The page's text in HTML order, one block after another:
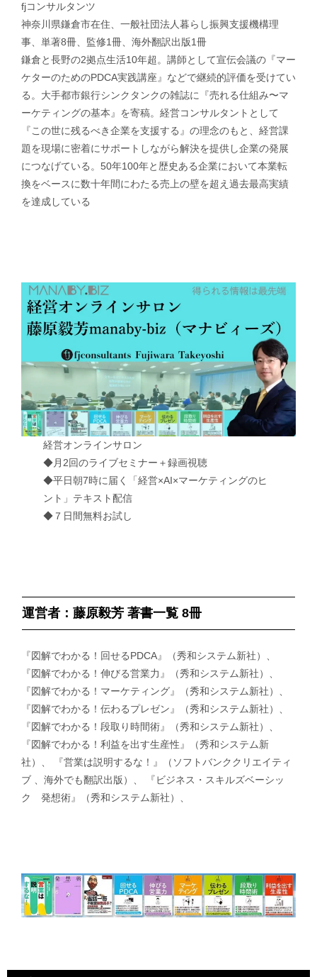
fjコンサルタンツ
神奈川県鎌倉市在住、一般社団法人暮らし振興支援機構理
事、単著8冊、監修1冊、海外翻訳出版1冊
鎌倉と長野の2拠点生活10年超。講師として宣伝会議の『マー
ケターのためのPDCA実践講座』などで継続的評価を受けてい
る。大手都市銀行シンクタンクの雑誌に『売れる仕組み〜マ
ーケティングの基本』を寄稿。経営コンサルタントとして
『この世に残るべき企業を支援する』の理念のもと、経営課
題を現場に密着にサポートしながら解決を提供し企業の発展
につなげている。50年100年と歴史ある企業において本業転
換をベースに数十年間にわたる売上の壁を超え過去最高実績
を達成している
経営オンラインサロン
◆月2回のライブセミナー＋録画視聴
◆平日朝7時に届く「経営×AI×マーケティングのヒ
ント」テキスト配信
◆７日間無料お試し
運営者：藤原毅芳 著書一覧 8冊
『図解でわかる！回せるPDCA』（秀和システム新社）、
『図解でわかる！伸びる営業力』（秀和システム新社）、
『図解でわかる！マーケティング』（秀和システム新社）、
『図解でわかる！伝わるプレゼン』（秀和システム新社）、
『図解でわかる！段取り時間術』（秀和システム新社）、
『図解でわかる！利益を出す生産性』（秀和システム新
社）、 『営業は説明するな！』（ソフトバンククリエイティ
ブ 、海外でも翻訳出版）、 『ビジネス・スキルズベーシッ
ク 発想術』（秀和システム新社）、